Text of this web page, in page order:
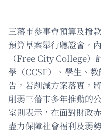
三藩市參事會預算及撥
預算草案舉行聽證會，
（Free City College）
學（CCSF）、學生、
告，若削減方案落實，
削弱三藩市多年推動的
室則表示，在面對財政
盡力保障社會福利及弱